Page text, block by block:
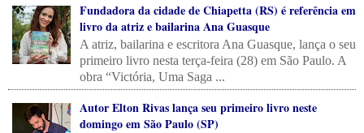
Fundadora da cidade de Chiapetta (RS) é referência em
livro da atriz e bailarina Ana Guasque
A atriz, bailarina e escritora Ana Guasque, lança o seu
primeiro livro nesta terça-feira (28) em São Paulo. A
obra “Victória, Uma Saga ...
Autor Elton Rivas lança seu primeiro livro neste
domingo em São Paulo (SP)